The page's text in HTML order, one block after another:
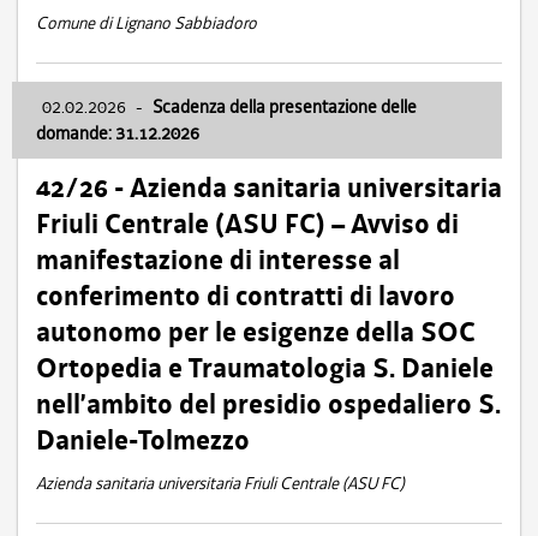
Comune di Lignano Sabbiadoro
02.02.2026 - Scadenza della presentazione delle
domande: 31.12.2026
42/26 - Azienda sanitaria universitaria
Friuli Centrale (ASU FC) – Avviso di
manifestazione di interesse al
conferimento di contratti di lavoro
autonomo per le esigenze della SOC
Ortopedia e Traumatologia S. Daniele
nell’ambito del presidio ospedaliero S.
Daniele-Tolmezzo
Azienda sanitaria universitaria Friuli Centrale (ASU FC)